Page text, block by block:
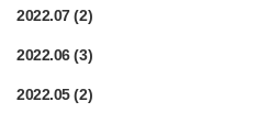
2022.07(2)
2022.06(3)
2022.05(2)